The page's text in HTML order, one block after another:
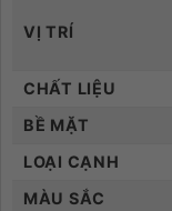
VỊ TRÍ
CHẤT LIỆU
BỀ MẶT
LOẠI CẠNH
MÀU SẮC